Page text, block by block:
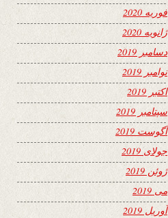
فوریه 2020
ژانویه 2020
دسامبر 2019
نوامبر 2019
اکتبر 2019
سپتامبر 2019
آگوست 2019
جولای 2019
ژوئن 2019
می 2019
آوریل 2019